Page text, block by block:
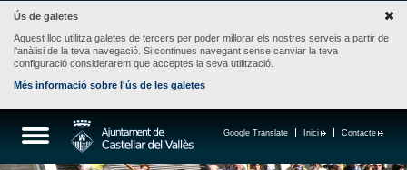
Ús de galetes
Aquest lloc utilitza galetes de tercers per poder millorar els nostres serveis a partir de
l'anàlisi de la teva navegació. Si continues navegant sense canviar la teva
configuració considerarem que acceptes la seva utilització.
Més informació sobre l'ús de les galetes
Contacte
Inici
Google Translate